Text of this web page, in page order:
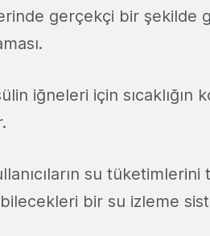
gerçekçi bir şekilde
iğneleri için
su
bir su izleme